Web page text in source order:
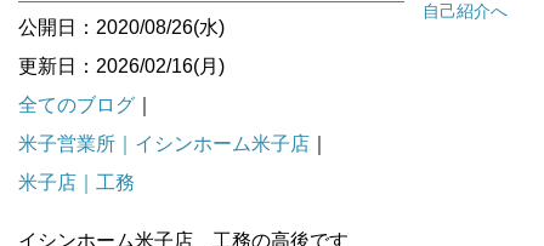
自己紹介へ
公開日：2020/08/26(水)
更新日：2026/02/16(月)
全てのブログ
米子営業所｜イシンホーム米子店
米子店｜工務
イシンホーム米子店 工務の高後です